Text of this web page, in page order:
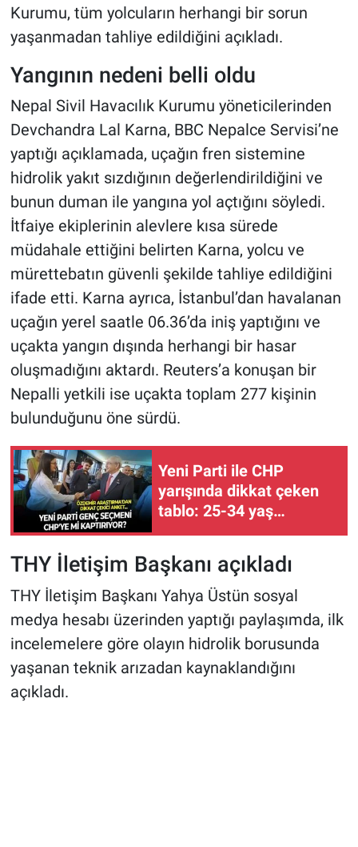
Kurumu, tüm yolcuların herhangi bir sorun
yaşanmadan tahliye edildiğini açıkladı.
Yangının nedeni belli oldu
Nepal Sivil Havacılık Kurumu yöneticilerinden
Devchandra Lal Karna, BBC Nepalce Servisi’ne
yaptığı açıklamada, uçağın fren sistemine
hidrolik yakıt sızdığının değerlendirildiğini ve
bunun duman ile yangına yol açtığını söyledi.
İtfaiye ekiplerinin alevlere kısa sürede
müdahale ettiğini belirten Karna, yolcu ve
mürettebatın güvenli şekilde tahliye edildiğini
ifade etti. Karna ayrıca, İstanbul’dan havalanan
uçağın yerel saatle 06.36’da iniş yaptığını ve
uçakta yangın dışında herhangi bir hasar
oluşmadığını aktardı. Reuters’a konuşan bir
Nepalli yetkili ise uçakta toplam 277 kişinin
bulunduğunu öne sürdü.
Yeni Parti ile CHP
yarışında dikkat çeken
tablo: 25-34 yaş
grubunda tablo tersine
döndü
THY İletişim Başkanı açıkladı
THY İletişim Başkanı Yahya Üstün sosyal
medya hesabı üzerinden yaptığı paylaşımda, ilk
incelemelere göre olayın hidrolik borusunda
yaşanan teknik arızadan kaynaklandığını
açıkladı.